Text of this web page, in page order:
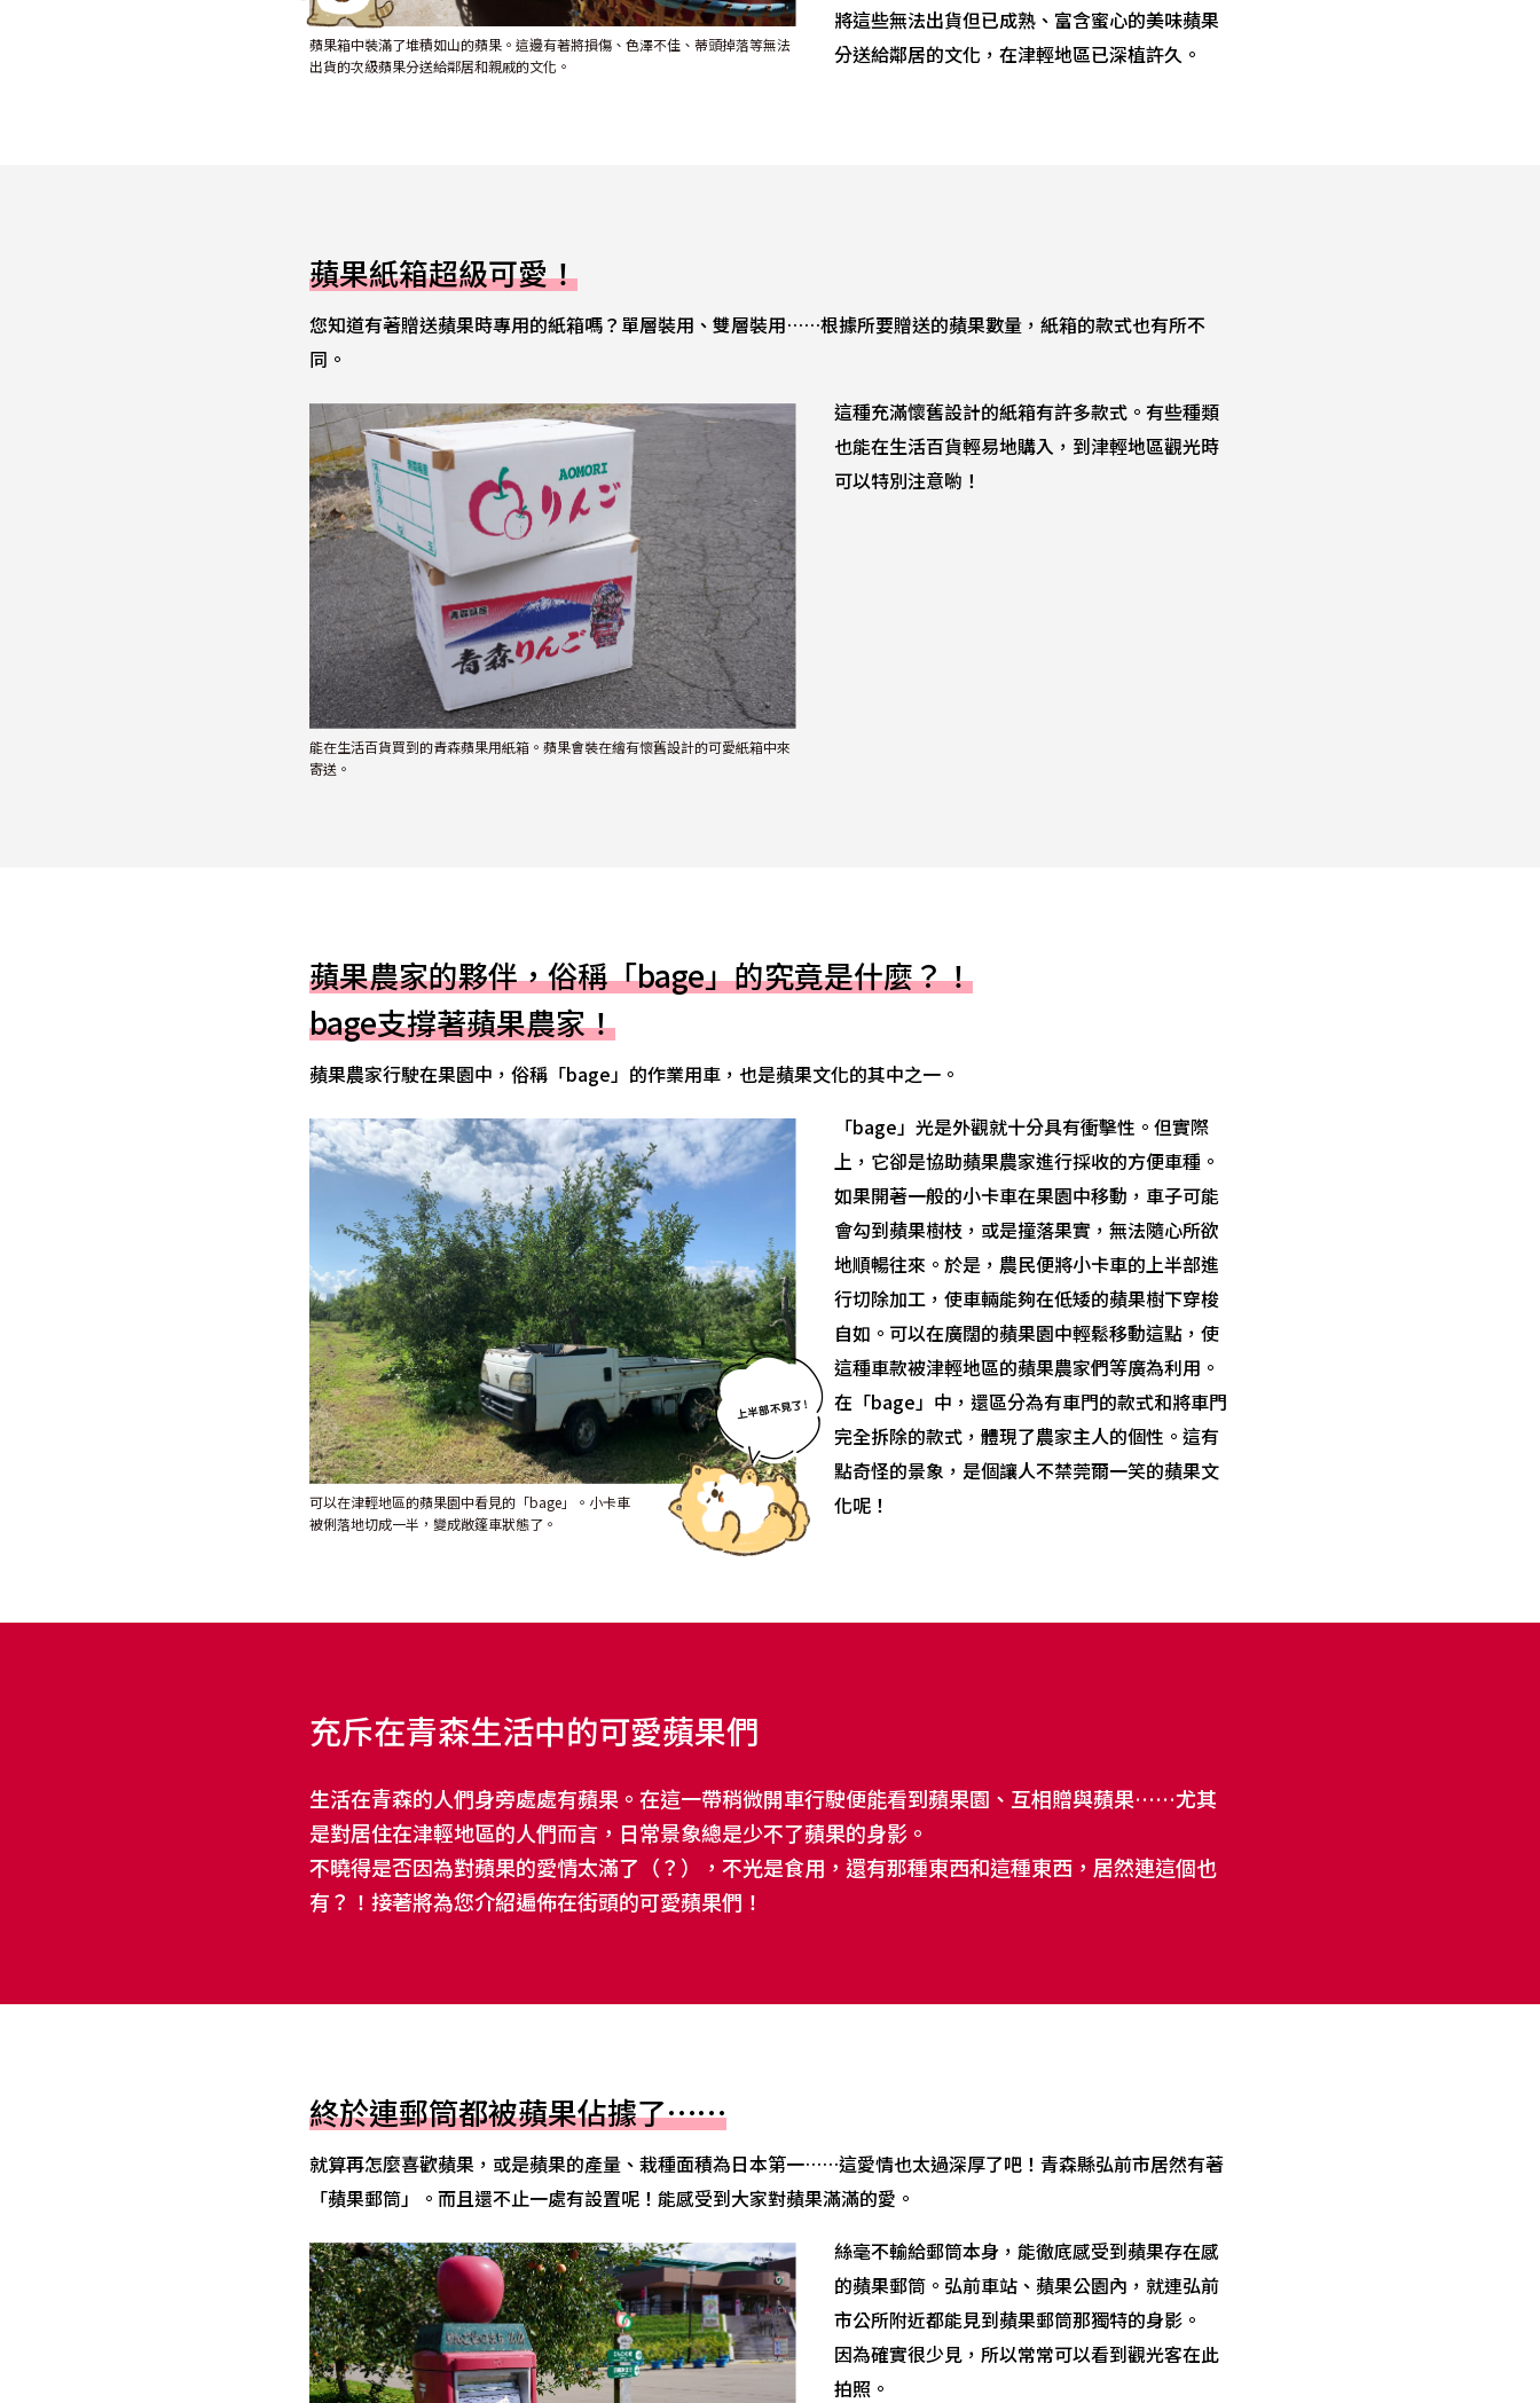
蘋果箱中裝滿了堆積如山的蘋果。這邊有著將損傷、色澤不佳、蒂頭掉落等無法
出貨的次級蘋果分送給鄰居和親戚的文化。
將這些無法出貨但已成熟、富含蜜心的美味蘋果
分送給鄰居的文化，在津輕地區已深植許久。
蘋果紙箱超級可愛！
您知道有著贈送蘋果時專用的紙箱嗎？單層裝用、雙層裝用……根據所要贈送的蘋果數量，紙箱的款式也有所不
同。
能在生活百貨買到的青森蘋果用紙箱。蘋果會裝在繪有懷舊設計的可愛紙箱中來
寄送。
這種充滿懷舊設計的紙箱有許多款式。有些種類
也能在生活百貨輕易地購入，到津輕地區觀光時
可以特別注意喲！
蘋果農家的夥伴，俗稱「bage」的究竟是什麼？！
bage支撐著蘋果農家！
蘋果農家行駛在果園中，俗稱「bage」的作業用車，也是蘋果文化的其中之一。
可以在津輕地區的蘋果園中看見的「bage」。小卡車
被俐落地切成一半，變成敞篷車狀態了。
「bage」光是外觀就十分具有衝擊性。但實際
上，它卻是協助蘋果農家進行採收的方便車種。
如果開著一般的小卡車在果園中移動，車子可能
會勾到蘋果樹枝，或是撞落果實，無法隨心所欲
地順暢往來。於是，農民便將小卡車的上半部進
行切除加工，使車輛能夠在低矮的蘋果樹下穿梭
自如。可以在廣闊的蘋果園中輕鬆移動這點，使
這種車款被津輕地區的蘋果農家們等廣為利用。
在「bage」中，還區分為有車門的款式和將車門
完全拆除的款式，體現了農家主人的個性。這有
點奇怪的景象，是個讓人不禁莞爾一笑的蘋果文
化呢！
充斥在青森生活中的可愛蘋果們
生活在青森的人們身旁處處有蘋果。在這一帶稍微開車行駛便能看到蘋果園、互相贈與蘋果……尤其
是對居住在津輕地區的人們而言，日常景象總是少不了蘋果的身影。
不曉得是否因為對蘋果的愛情太滿了（？），不光是食用，還有那種東西和這種東西，居然連這個也
有？！接著將為您介紹遍佈在街頭的可愛蘋果們！
終於連郵筒都被蘋果佔據了……
就算再怎麼喜歡蘋果，或是蘋果的產量、栽種面積為日本第一……這愛情也太過深厚了吧！青森縣弘前市居然有著
「蘋果郵筒」。而且還不止一處有設置呢！能感受到大家對蘋果滿滿的愛。
絲毫不輸給郵筒本身，能徹底感受到蘋果存在感
的蘋果郵筒。弘前車站、蘋果公園內，就連弘前
市公所附近都能見到蘋果郵筒那獨特的身影。
因為確實很少見，所以常常可以看到觀光客在此
拍照。